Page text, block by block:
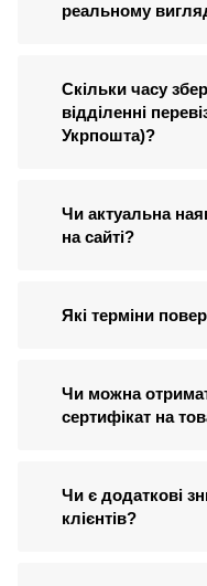
реальному
Скільки часу
відділенні
Укрпошта)?
Чи актуальна
на сайті?
Які терміни
Чи можна
сертифікат на
Чи є додаткові
клієнтів?